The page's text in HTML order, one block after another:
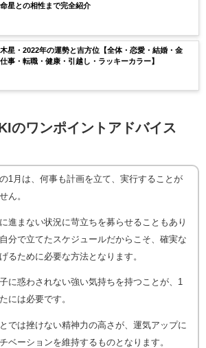
星との相性まで完全紹介
星・2022年の運勢と吉方位【全体・恋愛・結婚・金
事・転職・健康・引越し・ラッキーカラー】
のワンポイントアドバイス
1月は、何事も計画を立て、実行することが
ん。
進まない状況に苛立ちを募らせることもあり
分で立てたスケジュールだからこそ、確実な
るために必要な方法となります。
に惑わされない強い気持ちを持つことが、1
には必要です。
では挫けない精神力の高さが、運気アップに
ベーションを維持するものとなります。